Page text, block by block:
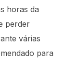
horas da
perder
várias
para